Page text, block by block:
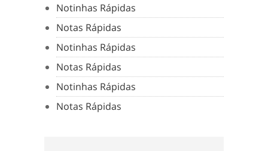
Notinhas Rápidas
Notas Rápidas
Notinhas Rápidas
Notas Rápidas
Notinhas Rápidas
Notas Rápidas